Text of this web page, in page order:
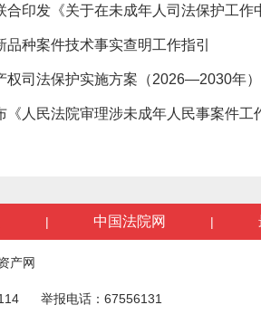
合印发《关于在未成年人司法保护工作
种案件技术事实查明工作指引
权司法保护实施方案（2026—2030年）
《人民法院审理涉未成年人民事案件工
| 中国法院网 |
产网
举报电话：67556131